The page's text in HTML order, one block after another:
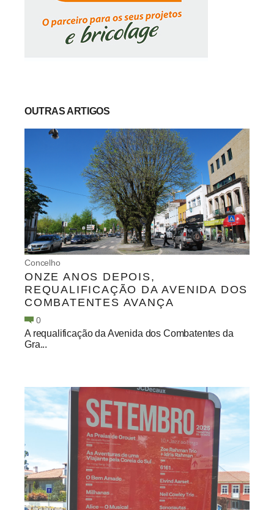
OUTRAS ARTIGOS
Concelho
ONZE ANOS DEPOIS,
REQUALIFICAÇÃO DA AVENIDA DOS
COMBATENTES AVANÇA
0
A requalificação da Avenida dos Combatentes da
Gra...